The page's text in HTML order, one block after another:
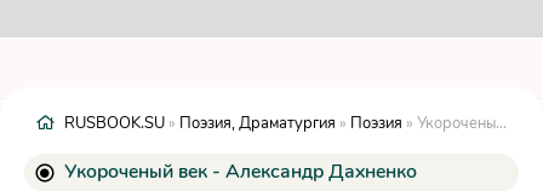
RUSBOOK.SU » Поэзия, Драматургия » Поэзия » Укороченый век - Александр Дахненко
Укороченый век - Александр Дахненко